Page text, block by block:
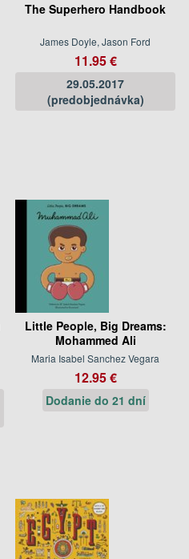
The Superhero Handbook
James Doyle, Jason Ford
11.95 €
29.05.2017
(predobjednávka)
Little People, Big Dreams:
Mohammed Ali
Maria Isabel Sanchez Vegara
12.95 €
Dodanie do 21 dní